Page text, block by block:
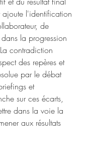
l'identification
de
la progression
contradiction
des repères et
par le débat
et
sur ces écarts,
dans la voie la
aux résultats